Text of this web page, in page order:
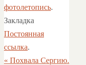
фотолетопись.
Закладка
Постоянная
ссылка.
« Похвала Сергию.